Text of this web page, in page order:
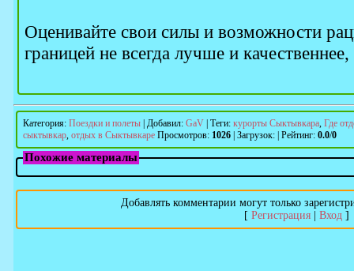
Оценивайте свои силы и возможности
границей не всегда лучше и
Категория: Поездки и полеты Добавил: GaV Теги: курорты Сыктывкара, Где
сыктывкар, отдых в Сыктывкаре Просмотров: 1026 Загрузок: Рейтинг: 0.0/0
Похожие материалы
Добавлять комментарии могут только
[ Регистрация| Вход]